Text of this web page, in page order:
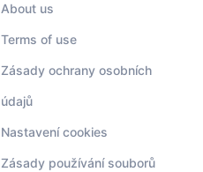
About us
Terms of use
Zásady ochrany osobních
údajů
Nastavení cookies
Zásady používání souborů